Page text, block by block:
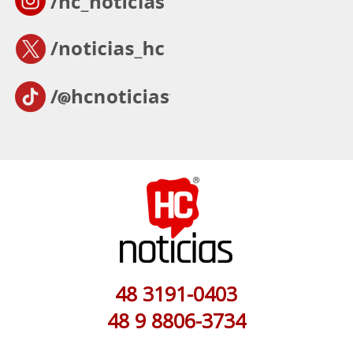
48 3191-0403
48 9 8806-3734